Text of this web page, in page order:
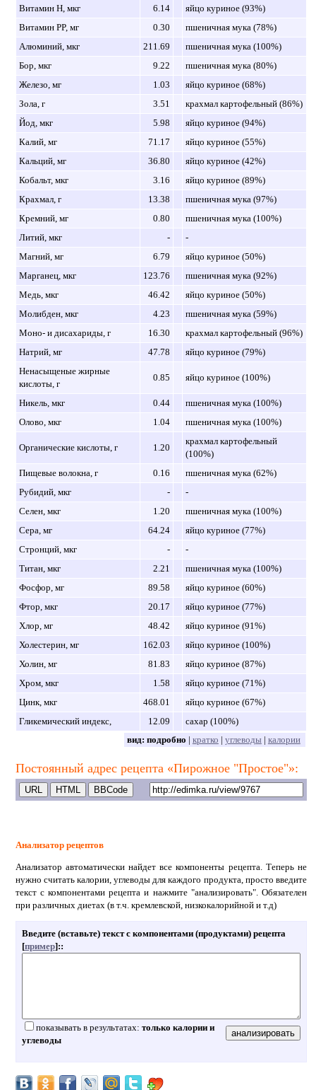
Витамин H, мкг 6.14
яйцо куриное (93%)
Витамин PP, мг
0.30
пшеничная мука (78%)
Алюминий, мкг
211.69
пшеничная мука (100%)
Бор, мкг
9.22
пшеничная мука (80%)
Железо, мг
1.03
яйцо куриное (68%)
Зола, г
3.51
крахмал картофельный (86%)
Йод, мкг
5.98
яйцо куриное (94%)
Калий, мг
71.17
яйцо куриное (55%)
Кальций, мг
36.80
яйцо куриное (42%)
Кобальт, мкг
3.16
яйцо куриное (89%)
Крахмал, г
13.38
пшеничная мука (97%)
Кремний, мг
0.80
пшеничная мука (100%)
Литий, мкг
-
-
Магний, мг
6.79
яйцо куриное (50%)
Марганец, мкг
123.76
пшеничная мука (92%)
Медь, мкг
46.42
яйцо куриное (50%)
Молибден, мкг
4.23
пшеничная мука (59%)
Моно- и дисахариды, г
16.30
крахмал картофельный (96%)
Натрий, мг
47.78
яйцо куриное (79%)
Ненасыщеные жирные
кислоты, г
0.85 яйцо куриное (100%)
Никель, мкг 0.44
пшеничная мука (100%)
Олово, мкг
1.04 пшеничная мука (100%)
Органические кислоты, г 1.20
крахмал картофельный
(100%)
Пищевые волокна, г
0.16
пшеничная мука (62%)
Рубидий, мкг
-
-
Селен, мкг
1.20
пшеничная мука (100%)
Сера, мг
64.24
яйцо куриное (77%)
Стронций, мкг
-
-
Титан, мкг
2.21
пшеничная мука (100%)
Фосфор, мг
89.58
яйцо куриное (60%)
Фтор, мкг
20.17
яйцо куриное (77%)
Хлор, мг
48.42
яйцо куриное (91%)
Холестерин, мг
162.03
яйцо куриное (100%)
Холин, мг
81.83
яйцо куриное (87%)
Хром, мкг
1.58
яйцо куриное (71%)
Цинк, мкг
468.01
яйцо куриное (67%)
Гликемический индекс,
12.09
сахар (100%)
вид: подробно | кратко | углеводы| калории
Постоянный адрес рецепта «Пирожное "Простое"»:
Анализатор рецептов
Анализатор автоматически найдет все компоненты рецепта. Теперь не
нужно считать калории, углеводы для каждого продукта, просто введите
текст с компонентами рецепта и нажмите "анализировать". Обязателен
при различных диетах (в т.ч. кремлевской, низкокалорийной и т.д)
Введите (вставьте) текст с компонентами (продуктами) рецепта
[пример]::
показывать в результатах: только калории и
углеводы